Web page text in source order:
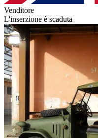
Venditore
L'inserzione è scaduta